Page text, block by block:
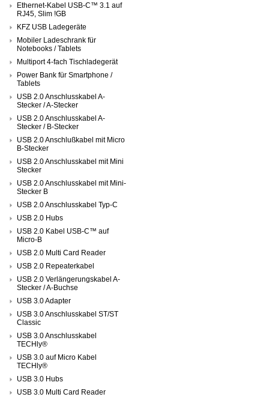
Ethernet-Kabel USB-C™ 3.1 auf
RJ45, Slim !GB
KFZ USB Ladegeräte
Mobiler Ladeschrank für
Notebooks / Tablets
Multiport 4-fach Tischladegerät
Power Bank für Smartphone /
Tablets
USB 2.0 Anschlusskabel A-
Stecker / A-Stecker
USB 2.0 Anschlusskabel A-
Stecker / B-Stecker
USB 2.0 Anschlußkabel mit Micro
B-Stecker
USB 2.0 Anschlusskabel mit Mini
Stecker
USB 2.0 Anschlusskabel mit Mini-
Stecker B
USB 2.0 Anschlusskabel Typ-C
USB 2.0 Hubs
USB 2.0 Kabel USB-C™ auf
Micro-B
USB 2.0 Multi Card Reader
USB 2.0 Repeaterkabel
USB 2.0 Verlängerungskabel A-
Stecker / A-Buchse
USB 3.0 Adapter
USB 3.0 Anschlusskabel ST/ST
Classic
USB 3.0 Anschlusskabel
TECHly®
USB 3.0 auf Micro Kabel
TECHly®
USB 3.0 Hubs
USB 3.0 Multi Card Reader